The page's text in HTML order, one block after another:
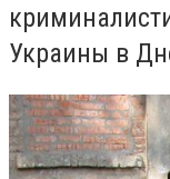
Украины в